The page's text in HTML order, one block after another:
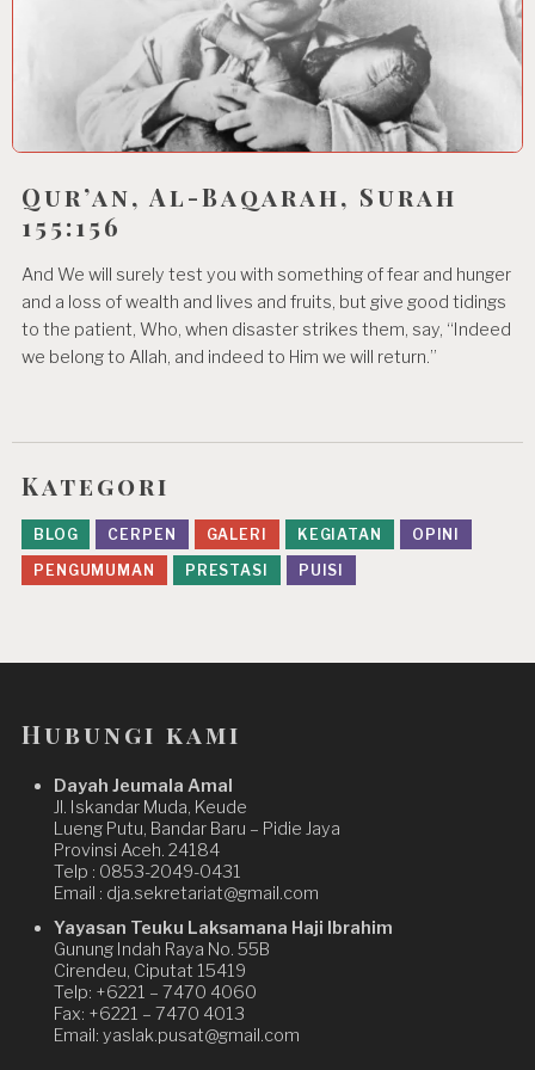
Qur’an, Al-Baqarah, Surah
155:156
And We will surely test you with something of fear and hunger
and a loss of wealth and lives and fruits, but give good tidings
to the patient, Who, when disaster strikes them, say, “Indeed
we belong to Allah, and indeed to Him we will return.”
Kategori
BLOG CERPEN GALERI KEGIATAN
OPINI
PENGUMUMAN
PRESTASI PUISI
Hubungi kami
Dayah Jeumala Amal
Jl. Iskandar Muda, Keude
Lueng Putu, Bandar Baru – Pidie Jaya
Provinsi Aceh. 24184
Telp : 0853-2049-0431
Email : dja.sekretariat@gmail.com
Yayasan Teuku Laksamana Haji Ibrahim
Gunung Indah Raya No. 55B
Cirendeu, Ciputat 15419
Telp: +6221 – 7470 4060
Fax: +6221 – 7470 4013
Email: yaslak.pusat@gmail.com